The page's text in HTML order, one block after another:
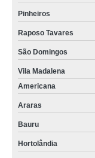
Pinheiros
Raposo Tavares
São Domingos
Vila Madalena
Americana
Araras
Bauru
Hortolândia